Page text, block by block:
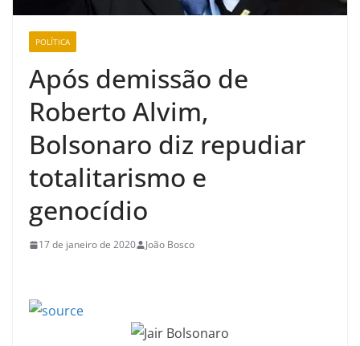
POLÍTICA
Após demissão de
Roberto Alvim,
Bolsonaro diz repudiar
totalitarismo e
genocídio
17 de janeiro de 2020 João Bosco